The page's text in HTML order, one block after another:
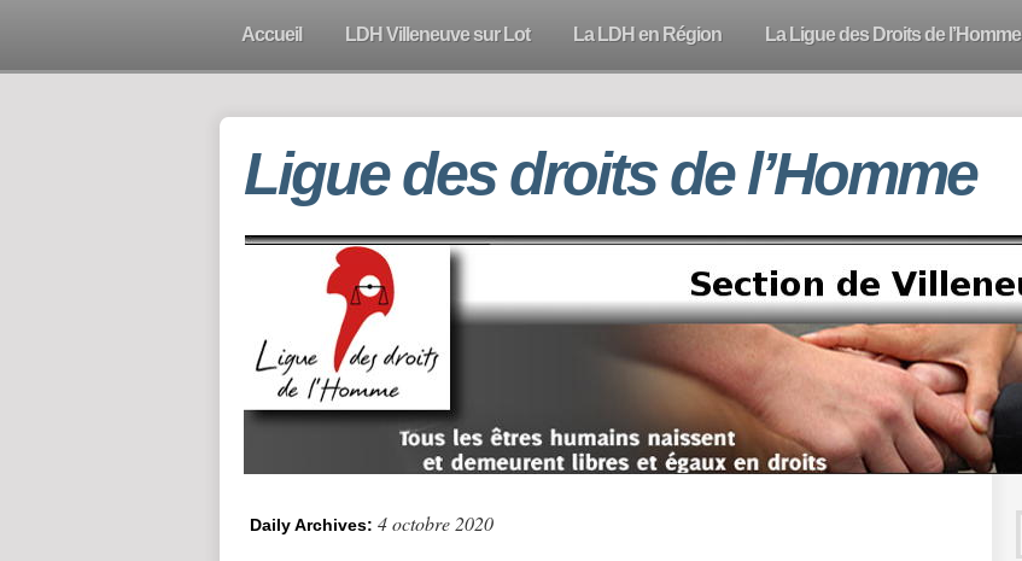
Accueil LDH Villeneuve sur Lot La LDH en Région La Ligue des Droits de l’Homme
Ligue des droits de l’Homme
Daily Archives: 4 octobre 2020